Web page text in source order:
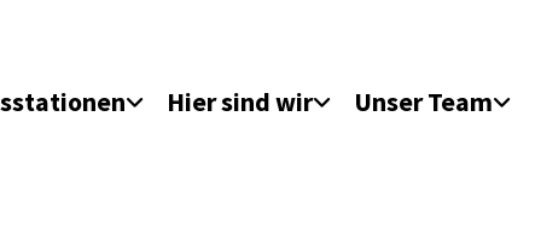
Hier sind wir Unser Team